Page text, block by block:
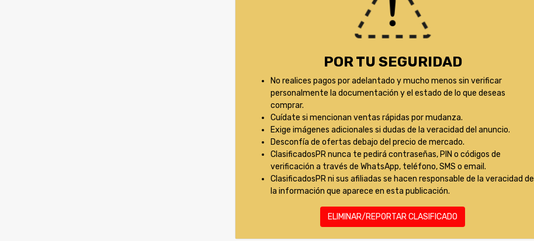
POR TU SEGURIDAD
No realices pagos por adelantado y mucho menos sin verificar
personalmente la documentación y el estado de lo que deseas
comprar.
Cuídate si mencionan ventas rápidas por mudanza.
Exige imágenes adicionales si dudas de la veracidad del anuncio.
Desconfía de ofertas debajo del precio de mercado.
ClasificadosPR nunca te pedirá contraseñas, PIN o códigos de
verificación a través de WhatsApp, teléfono, SMS o email.
ClasificadosPR ni sus afiliadas se hacen responsable de la veracidad de
la información que aparece en esta publicación.
ELIMINAR/REPORTAR CLASIFICADO